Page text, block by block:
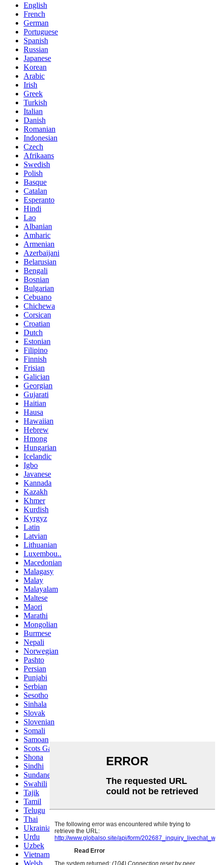
English
French
German
Portuguese
Spanish
Russian
Japanese
Korean
Arabic
Irish
Greek
Turkish
Italian
Danish
Romanian
Indonesian
Czech
Afrikaans
Swedish
Polish
Basque
Catalan
Esperanto
Hindi
Lao
Albanian
Amharic
Armenian
Azerbaijani
Belarusian
Bengali
Bosnian
Bulgarian
Cebuano
Chichewa
Corsican
Croatian
Dutch
Estonian
Filipino
Finnish
Frisian
Galician
Georgian
Gujarati
Haitian
Hausa
Hawaiian
Hebrew
Hmong
Hungarian
Icelandic
Igbo
Javanese
Kannada
Kazakh
Khmer
Kurdish
Kyrgyz
Latin
Latvian
Lithuanian
Luxembou..
Macedonian
Malagasy
Malay
Malayalam
Maltese
Maori
Marathi
Mongolian
Burmese
Nepali
Norwegian
Pashto
Persian
Punjabi
Serbian
Sesotho
Sinhala
Slovak
Slovenian
Somali
Samoan
Scots Gaelic
Shona
Sindhi
Sundanese
Swahili
Tajik
Tamil
Telugu
Thai
Ukrainian
Urdu
Uzbek
Vietnamese
Welsh